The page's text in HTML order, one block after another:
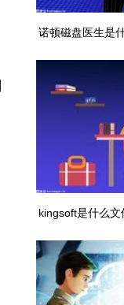
诺顿磁盘医生是
kingsoft是什么